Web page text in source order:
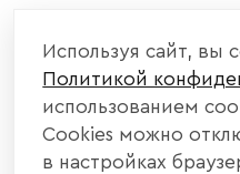
КАТАЛОГ МЕБЕЛИ
ИНФОРМАЦИЯ
Используя сайт, вы
Политикой
использованием
Cookies можно
в настройках